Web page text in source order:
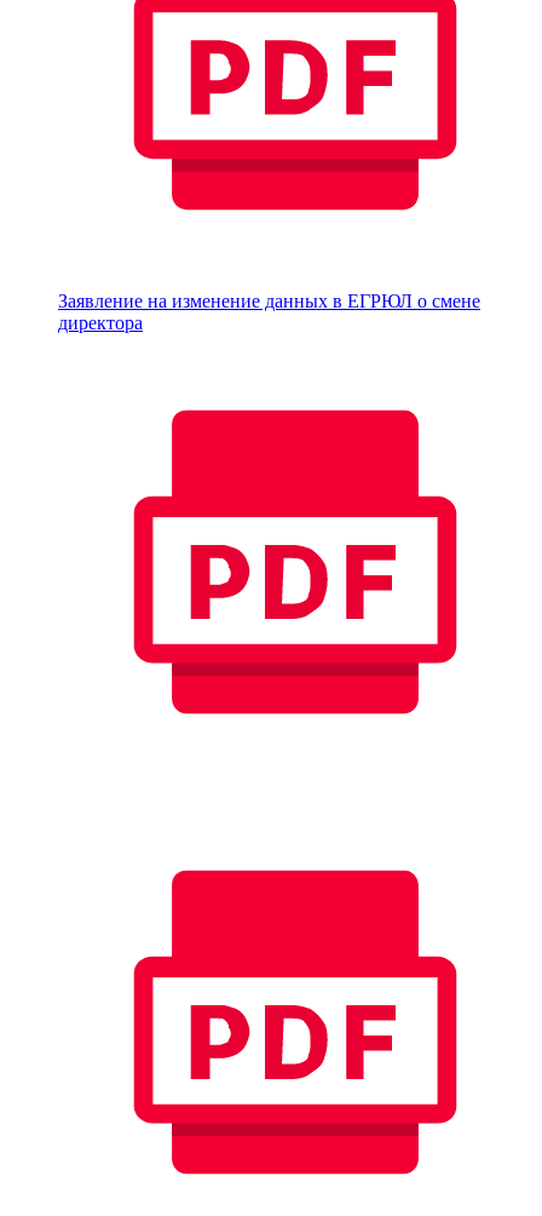
Заявление на изменение данных в ЕГРЮЛ о смене
директора